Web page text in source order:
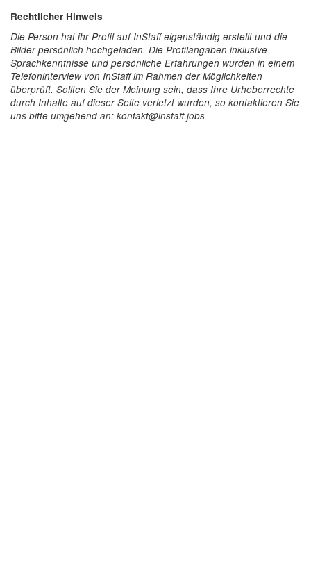
Rechtlicher Hinweis
Die Person hat ihr Profil auf InStaff eigenständig erstellt und die
Bilder persönlich hochgeladen. Die Profilangaben inklusive
Sprachkenntnisse und persönliche Erfahrungen wurden in einem
Telefoninterview von InStaff im Rahmen der Möglichkeiten
überprüft. Sollten Sie der Meinung sein, dass Ihre Urheberrechte
durch Inhalte auf dieser Seite verletzt wurden, so kontaktieren Sie
uns bitte umgehend an: kontakt@instaff.jobs